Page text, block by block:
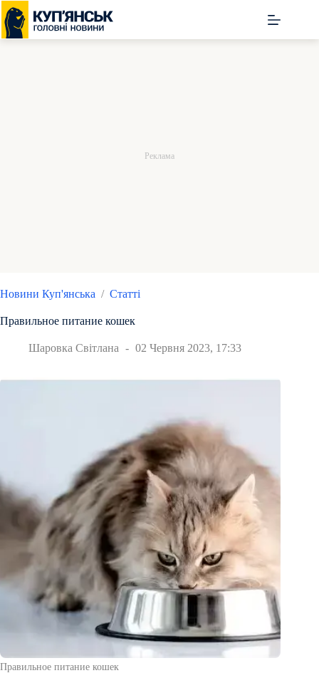
Перейти
до
вмісту
Новини Куп'янська / Статті
Правильное питание кошек
Шаровка Світлана 02 Червня 2023, 17:33
Правильное питание кошек